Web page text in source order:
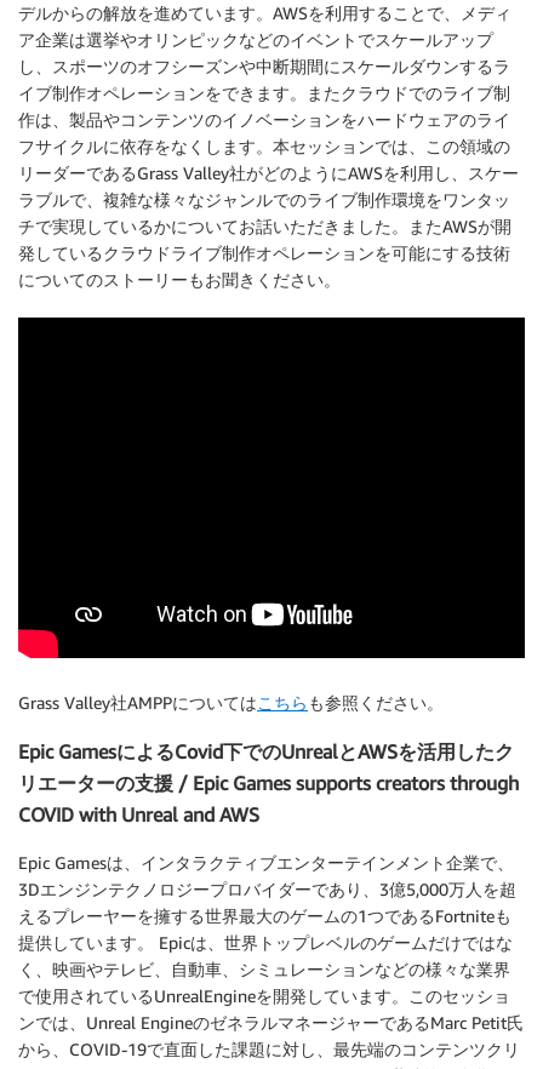
デルからの解放を進めています。AWSを利用することで、メディ
ア企業は選挙やオリンピックなどのイベントでスケールアップ
し、スポーツのオフシーズンや中断期間にスケールダウンするラ
イブ制作オペレーションをできます。またクラウドでのライブ制
作は、製品やコンテンツのイノベーションをハードウェアのライ
フサイクルに依存をなくします。本セッションでは、この領域の
リーダーであるGrass Valley社がどのようにAWSを利用し、スケー
ラブルで、複雑な様々なジャンルでのライブ制作環境をワンタッ
チで実現しているかについてお話いただきました。またAWSが開
発しているクラウドライブ制作オペレーションを可能にする技術
についてのストーリーもお聞きください。
Grass Valley社AMPPについてはこちら も参照ください。
Epic GamesによるCovid下でのUnrealとAWSを活用したク
リエーターの支援 / Epic Games supports creators through
COVID with Unreal and AWS
Epic Gamesは、インタラクティブエンターテインメント企業で、
3Dエンジンテクノロジープロバイダーであり、3億5,000万人を超
えるプレーヤーを擁する世界最大のゲームの1つであるFortniteも
提供しています。 Epicは、世界トップレベルのゲームだけではな
く、映画やテレビ、自動車、シミュレーションなどの様々な業界
で使用されているUnrealEngineを開発しています。このセッショ
ンでは、Unreal EngineのゼネラルマネージャーであるMarc Petit氏
から、COVID-19で直面した課題に対し、最先端のコンテンツクリ